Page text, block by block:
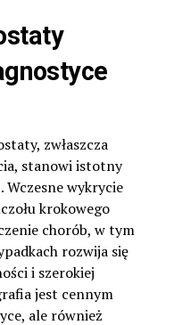
zwłaszcza
stanowi istotny
wykrycie
krokowego
chorób, w tym
rozwija się
i szerokiej
jest cennym
ale również